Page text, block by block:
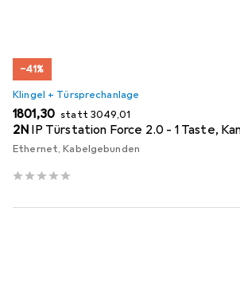
−41%
Klingel + Türsprechanlage
EUR
1801,30 statt EUR
3049,01
2N IP Türstation Force 2.0 - 1 Taste,
Ethernet, Kabelgebunden